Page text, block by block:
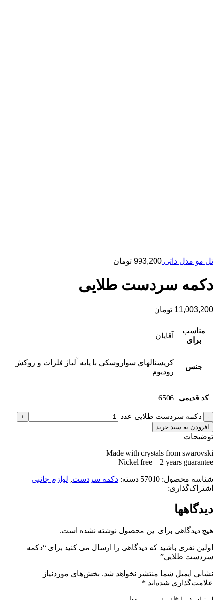
تل مو مدل داتی 993,200 تومان
دکمه سردست طلایی
11,003,200 تومان
مناسب
برای
آقایان
جنس
کریستالهای سواروسکی با پایه آلیاژ فلزات و روکش
رودیوم
کد قدیمی 6506
دکمه سردست طلایی عدد
افزودن به سبد خرید
توضیحات
Made with crystals from swarovski
Nickel free – 2 years guarantee
شناسه محصول: 57010 دسته: دکمه سردست, لوازم جانبی
اشتراک‌گذاری:
دیدگاهها
هیچ دیدگاهی برای این محصول نوشته نشده است.
اولین نفری باشید که دیدگاهی را ارسال می کنید برای “دکمه
سردست طلایی”
نشانی ایمیل شما منتشر نخواهد شد. بخش‌های موردنیاز
علامت‌گذاری شده‌اند *